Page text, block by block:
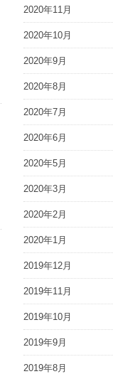
2020年11月
2020年10月
2020年9月
2020年8月
2020年7月
2020年6月
2020年5月
2020年3月
2020年2月
2020年1月
2019年12月
2019年11月
2019年10月
2019年9月
2019年8月